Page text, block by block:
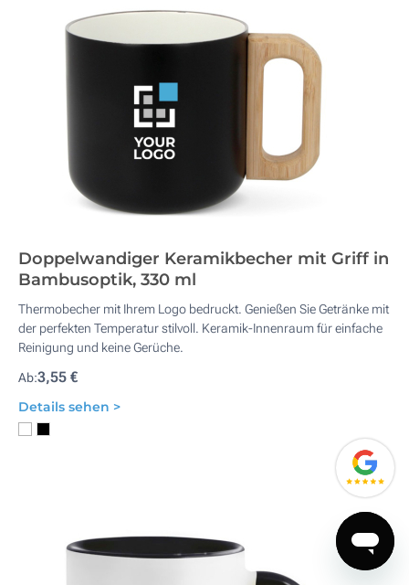
Doppelwandiger Keramikbecher mit Griff in
Bambusoptik, 330 ml
Thermobecher mit Ihrem Logo bedruckt. Genießen Sie Getränke mit
der perfekten Temperatur stilvoll. Keramik-Innenraum für einfache
Reinigung und keine Gerüche.
Ab:3,55 €
Details sehen >